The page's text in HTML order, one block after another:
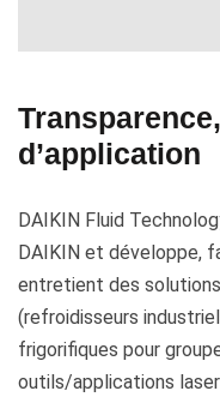
d’application
DAIKIN Fluid
DAIKIN et développe,
entretient des
(refroidisseurs
frigorifiques pour
outils/applications